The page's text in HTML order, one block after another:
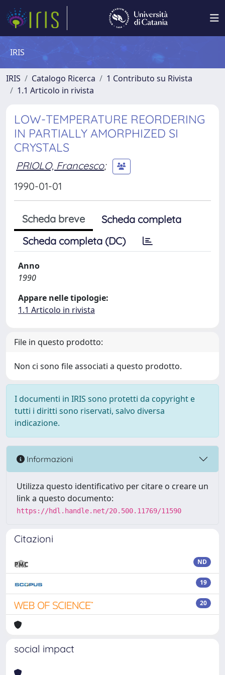
IRIS
IRIS Catalogo Ricerca
1 Contributo su Rivista
1.1 Articolo in rivista
LOW-TEMPERATURE REORDERING
IN PARTIALLY AMORPHIZED SI
CRYSTALS
PRIOLO, Francesco;
1990-01-01
Scheda breve
Scheda completa
Scheda completa (DC)
Anno
1990
Appare nelle tipologie:
1.1 Articolo in rivista
File in questo prodotto:
Non ci sono file associati a questo prodotto.
I documenti in IRIS sono protetti da copyright e
tutti i diritti sono riservati, salvo diversa
indicazione.
Informazioni
Utilizza questo identificativo per citare o creare un
link a questo documento:
https://hdl.handle.net/20.500.11769/11590
Citazioni
ND
19
20
social impact